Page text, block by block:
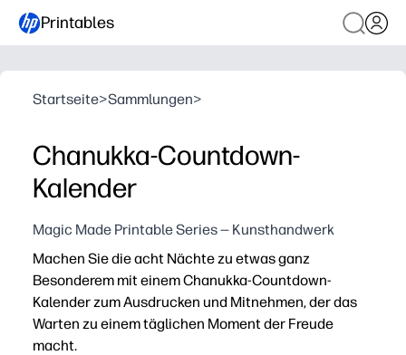
Printables
Startseite>Sammlungen>
Chanukka-Countdown-
Kalender
Magic Made Printable Series — Kunsthandwerk
Machen Sie die acht Nächte zu etwas ganz
Besonderem mit einem Chanukka-Countdown-
Kalender zum Ausdrucken und Mitnehmen, der das
Warten zu einem täglichen Moment der Freude
macht.